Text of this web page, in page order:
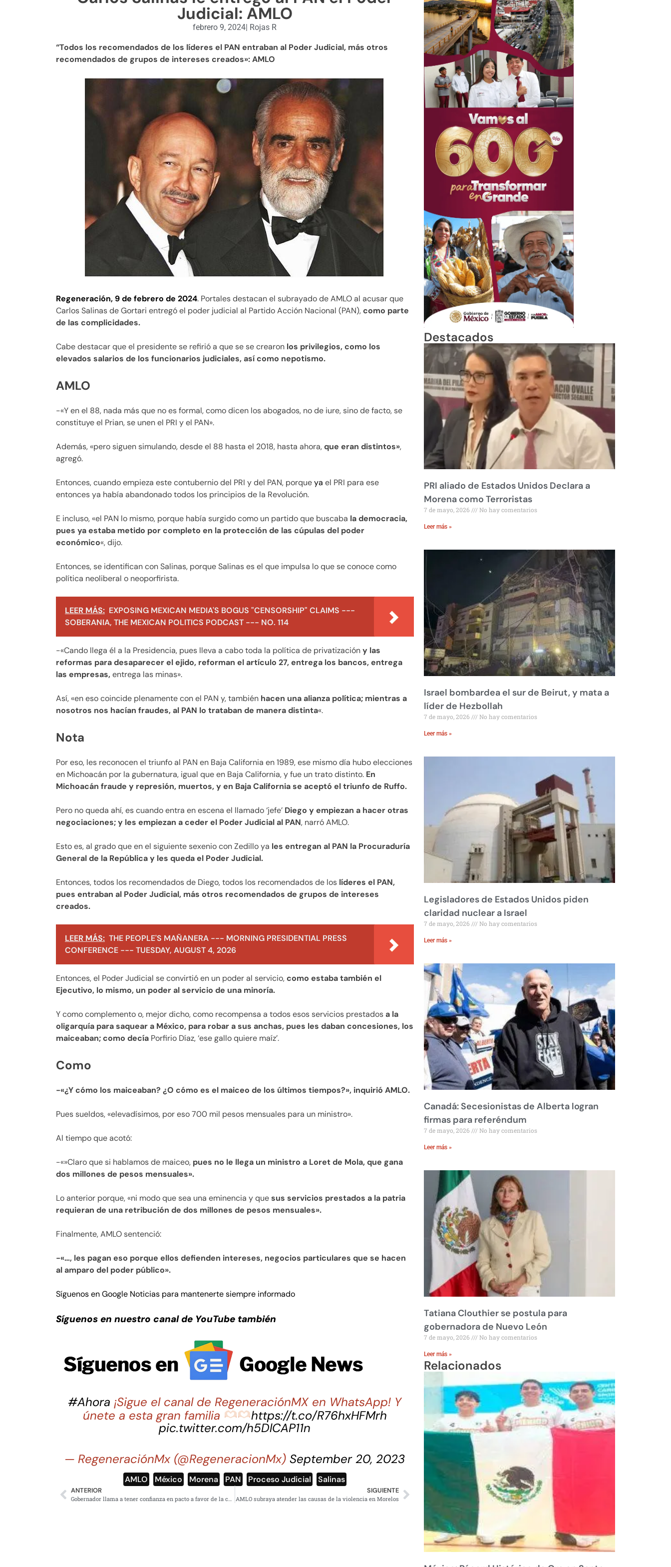
Judicial: AMLO
febrero 9, 2024 Rojas R
“Todos los recomendados de los líderes el PAN entraban al Poder Judicial, más otros
recomendados de grupos de intereses creados»: AMLO
Regeneración, 9 de febrero de 2024. Portales destacan el subrayado de AMLO al acusar que
Carlos Salinas de Gortari entregó el poder judicial al Partido Acción Nacional (PAN),como parte
de las complicidades.
Cabe destacar que el presidente se refirió a que se se crearon los privilegios, como los
elevados salarios de los funcionarios judiciales, así como nepotismo.
AMLO
-«Y en el 88, nada más que no es formal, como dicen los abogados, no de iure, sino de facto, se
constituye el Prian, se unen el PRI y el PAN».
Además, «pero siguen simulando, desde el 88 hasta el 2018, hasta ahora,que eran distintos»,
agregó.
Entonces, cuando empieza este contubernio del PRI y del PAN, porqueya el PRI para ese
entonces ya había abandonado todos los principios de la Revolución.
E incluso, «el PAN lo mismo, porque había surgido como un partido que buscaba la democracia,
pues ya estaba metido por completo en la protección de las cúpulas del poder
económico«, dijo.
Entonces, se identifican con Salinas, porque Salinas es el que impulsa lo que se conoce como
política neoliberal o neoporfirista.
LEER MÁS: EXPOSING MEXICAN MEDIA'S BOGUS "CENSORSHIP" CLAIMS ---
SOBERANIA, THE MEXICAN POLITICS PODCAST --- NO. 114
-«Cando llega él a la Presidencia, pues lleva a cabo toda la política de privatizacióny las
reformas para desaparecer el ejido, reforman el artículo 27, entrega los bancos, entrega
las empresas, entrega las minas».
Así, «en eso coincide plenamente con el PAN y, también hacen una alianza política; mientras a
nosotros nos hacían fraudes, al PAN lo trataban de manera distinta«.
Nota
Por eso, les reconocen el triunfo al PAN en Baja California en 1989, ese mismo día hubo elecciones
en Michoacán por la gubernatura, igual que en Baja California, y fue un trato distinto. En
Michoacán fraude y represión, muertos, y en Baja California se aceptó el triunfo de Ruffo.
Pero no queda ahí, es cuando entra en escena el llamado ‘jefe’ Diego y empiezan a hacer otras
negociaciones; y les empiezan a ceder el Poder Judicial al PAN, narró AMLO.
Esto es, al grado que en el siguiente sexenio con Zedillo ya les entregan al PAN la Procuraduría
General de la República y les queda el Poder Judicial.
Entonces, todos los recomendados de Diego, todos los recomendados de los líderes el PAN,
pues entraban al Poder Judicial, más otros recomendados de grupos de intereses
creados.
LEER MÁS: THE PEOPLE'S MAÑANERA --- MORNING PRESIDENTIAL PRESS
CONFERENCE --- TUESDAY, AUGUST 4, 2026
Entonces, el Poder Judicial se convirtió en un poder al servicio,como estaba también el
Ejecutivo, lo mismo, un poder al servicio de una minoría.
Y como complemento o, mejor dicho, como recompensa a todos esos servicios prestadosa la
oligarquía para saquear a México, para robar a sus anchas, pues les daban concesiones, los
maiceaban; como decía Porfirio Díaz, ‘ese gallo quiere maíz’.
Como
-«¿Y cómo los maiceaban? ¿O cómo es el maiceo de los últimos tiempos?», inquirió AMLO.
Pues sueldos, «elevadísimos, por eso 700 mil pesos mensuales para un ministro».
Al tiempo que acotó:
-«»Claro que si hablamos de maiceo, pues no le llega un ministro a Loret de Mola, que gana
dos millones de pesos mensuales».
Lo anterior porque, «ni modo que sea una eminencia y quesus servicios prestados a la patria
requieran de una retribución de dos millones de pesos mensuales».
Finalmente, AMLO sentenció:
-«…, les pagan eso porque ellos defienden intereses, negocios particulares que se hacen
al amparo del poder público».
Síguenos en Google Noticias para mantenerte siempre informado
Síguenos en nuestro canal de YouTube también
#Ahora ¡Sigue el canal de RegeneraciónMX en WhatsApp! Y
únete a esta gran familia
https://t.co/R76hxHFMrh
pic.twitter.com/h5DlCAP11n
— RegeneraciónMx (@RegeneracionMx)September 20, 2023
AMLO México Morena PAN Proceso Judicial Salinas
ANTERIOR
Gobernador llama a tener confianza en pacto a favor de la caguama
SIGUIENTE
AMLO subraya atender las causas de la violencia en Morelos
Destacados
PRI aliado de Estados Unidos Declara a
Morena como Terroristas
7 de mayo, 2026 No hay comentarios
Leer más »
Israel bombardea el sur de Beirut, y mata a
líder de Hezbollah
7 de mayo, 2026 No hay comentarios
Leer más »
Legisladores de Estados Unidos piden
claridad nuclear a Israel
7 de mayo, 2026 No hay comentarios
Leer más »
Canadá: Secesionistas de Alberta logran
firmas para referéndum
7 de mayo, 2026 No hay comentarios
Leer más »
Tatiana Clouthier se postula para
gobernadora de Nuevo León
7 de mayo, 2026 No hay comentarios
Leer más »
Relacionados